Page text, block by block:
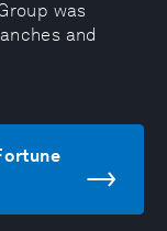
was
and